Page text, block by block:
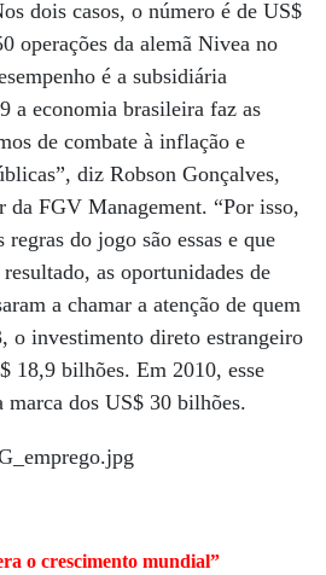
dois casos, o número é de US$
operações da alemã Nivea no
é a subsidiária
a economia brasileira faz as
de combate à inflação e
diz Robson Gonçalves,
da FGV Management. “Por isso,
do jogo são essas e que
as oportunidades de
a chamar a atenção de quem
o investimento direto estrangeiro
18,9 bilhões. Em 2010, esse
marca dos US$ 30 bilhões.
o crescimento mundial”